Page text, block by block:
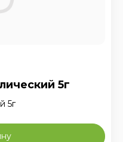
5г
5г